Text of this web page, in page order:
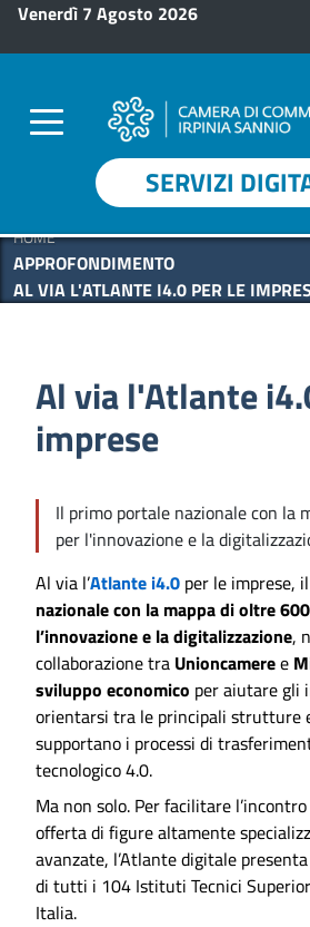
Salta al contenuto principale
Venerdì 7 Agosto 2026
SERVIZI
HOME
APPROFONDIMENTO
AL VIA L'ATLANTE I4.0 PER LE
Al via l'Atlante
imprese
Il primo portale nazionale con la
per l'innovazione e la
Al via l’Atlante i4.0 per le imprese, il
nazionale con la mappa di oltre
l’innovazione e la digitalizzazione,
collaborazione tra Unioncameree
sviluppo economico per aiutare gli
orientarsi tra le principali strutture
supportano i processi di
tecnologico 4.0.
Ma non solo. Per facilitare
offerta di figure altamente
avanzate, l’Atlante digitale
di tutti i 104 Istituti Tecnici
Italia.